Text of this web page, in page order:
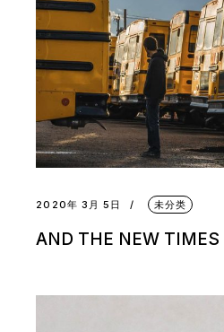
2020年 3月 5日 未分类
AND THE NEW TIMES